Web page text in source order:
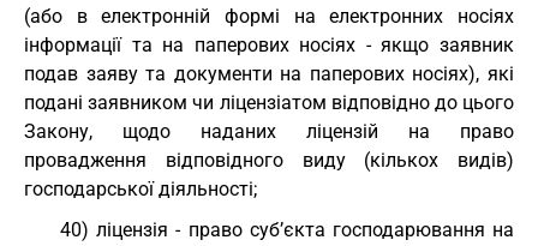
(або в електронній формі на електронних носіях
інформації та на паперових носіях - якщо заявник
подав заяву та документи на паперових носіях), які
подані заявником чи ліцензіатом відповідно до цього
Закону, щодо наданих ліцензій на право
провадження відповідного виду (кількох видів)
господарської діяльності;
40) ліцензія - право суб’єкта господарювання на